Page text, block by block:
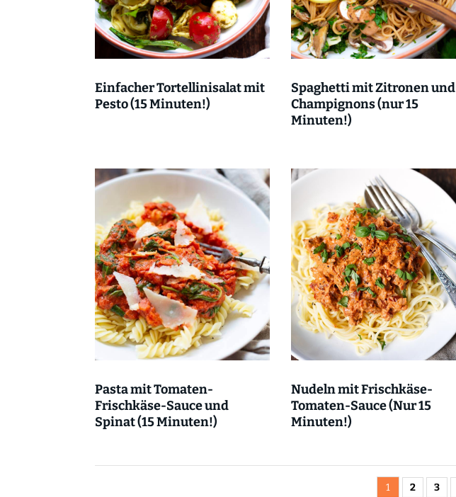
Einfacher Tortellinisalat mit
Pesto (15 Minuten!)
Spaghetti mit Zitronen und
Champignons (nur 15
Minuten!)
Pasta mit Tomaten-
Frischkäse-Sauce und
Spinat (15 Minuten!)
Nudeln mit Frischkäse-
Tomaten-Sauce (Nur 15
Minuten!)
1 2 3